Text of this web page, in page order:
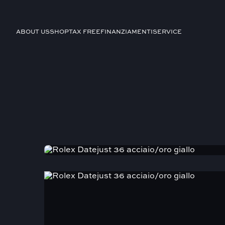
ABOUT USSHOPTAX FREE FINANZIAMENTI SERVICE